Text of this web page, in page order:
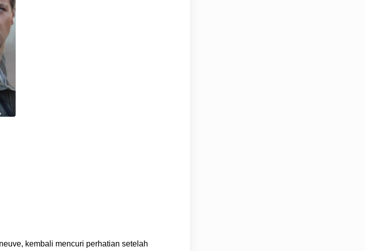
kembali mencuri perhatian setelah